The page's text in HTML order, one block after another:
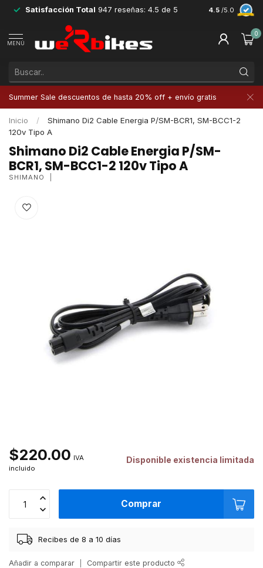
Satisfacción Total 947 reseñas: 4.5 de 5 4.5 /5.0
MENÚ
0
Summer Sale descuentos de hasta 20% off + envío gratis
Inicio /
Shimano Di2 Cable Energia P/SM-BCR1, SM-BCC1-2
120v Tipo A
Shimano Di2 Cable Energia P/SM-
BCR1, SM-BCC1-2 120v Tipo A
SHIMANO
$220.00 IVA
incluido
Disponible existencia limitada
Comprar
Recibes de 8 a 10 días
Añadir a comparar Compartir este producto